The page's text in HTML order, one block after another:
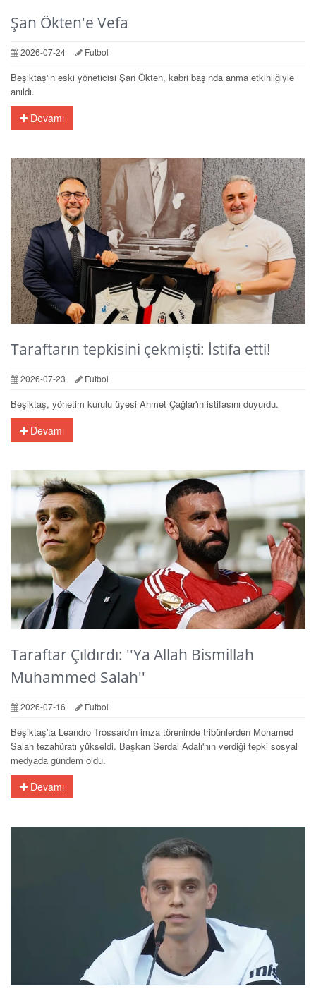
Şan Ökten'e Vefa
2026-07-24 Futbol
Beşiktaş'ın eski yöneticisi Şan Ökten, kabri başında anma etkinliğiyle
anıldı.
Devamı
Taraftarın tepkisini çekmişti: İstifa etti!
2026-07-23 Futbol
Beşiktaş, yönetim kurulu üyesi Ahmet Çağlar'ın istifasını duyurdu.
Devamı
Taraftar Çıldırdı: ''Ya Allah Bismillah
Muhammed Salah''
2026-07-16 Futbol
Beşiktaş'ta Leandro Trossard'ın imza töreninde tribünlerden Mohamed
Salah tezahüratı yükseldi. Başkan Serdal Adalı'nın verdiği tepki sosyal
medyada gündem oldu.
Devamı